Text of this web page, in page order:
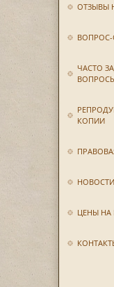
ОТЗЫВЫ
ВОПРОС-
ЧАСТО
КОПИИ
ЦЕНЫ НА